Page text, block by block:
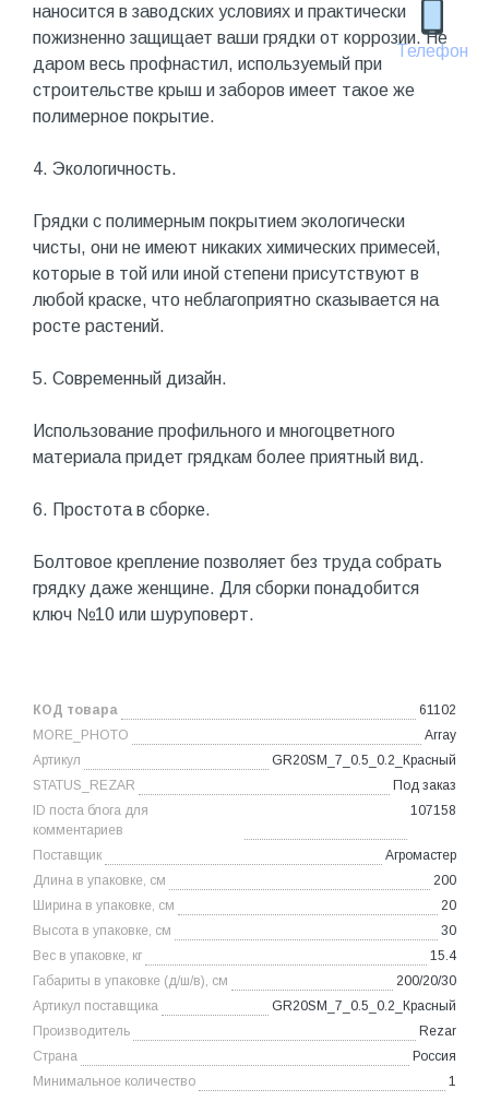
Телефон
наносится в заводских условиях и практически
пожизненно защищает ваши грядки от коррозии. Не
даром весь профнастил, используемый при
строительстве крыш и заборов имеет такое же
полимерное покрытие.
4. Экологичность.
Грядки с полимерным покрытием экологически
чисты, они не имеют никаких химических примесей,
которые в той или иной степени присутствуют в
любой краске, что неблагоприятно сказывается на
росте растений.
5. Современный дизайн.
Использование профильного и многоцветного
материала придет грядкам более приятный вид.
6. Простота в сборке.
Болтовое крепление позволяет без труда собрать
грядку даже женщине. Для сборки понадобится
ключ №10 или шуруповерт.
КОД товара
61102
MORE_PHOTO
Array
Артикул
GR20SM_7_0.5_0.2_Красный
STATUS_REZAR
Под заказ
ID поста блога для
комментариев
107158
Поставщик
Агромастер
Длина в упаковке, см
200
Ширина в упаковке, см
20
Высота в упаковке, см
30
Вес в упаковке, кг
15.4
Габариты в упаковке (д/ш/в), см
200/20/30
Артикул поставщика
GR20SM_7_0.5_0.2_Красный
Производитель
Rezar
Страна
Россия
Минимальное количество
1